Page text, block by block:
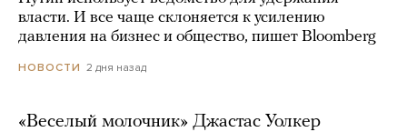
власти. И все чаще склоняется к усилению
давления на бизнес и общество, пишет Bloomberg
НОВОСТИ 2 дня назад
«Веселый молочник» Джастас Уолкер